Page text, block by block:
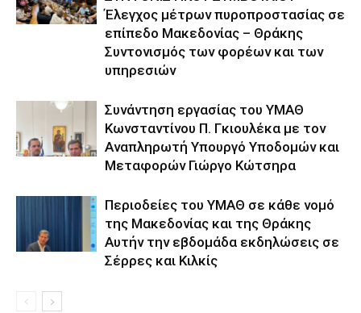
Έλεγχος μέτρων πυροπροστασίας σε
επίπεδο Μακεδονίας – Θράκης
Συντονισμός των φορέων και των
υπηρεσιών
Συνάντηση εργασίας του ΥΜΑΘ
Κωνσταντίνου Π. Γκιουλέκα με τον
Αναπληρωτή Υπουργό Υποδομών και
Μεταφορών Γιώργο Κώτσηρα
Περιοδείες του ΥΜΑΘ σε κάθε νομό
της Μακεδονίας και της Θράκης
Αυτήν την εβδομάδα εκδηλώσεις σε
Σέρρες και Κιλκίς